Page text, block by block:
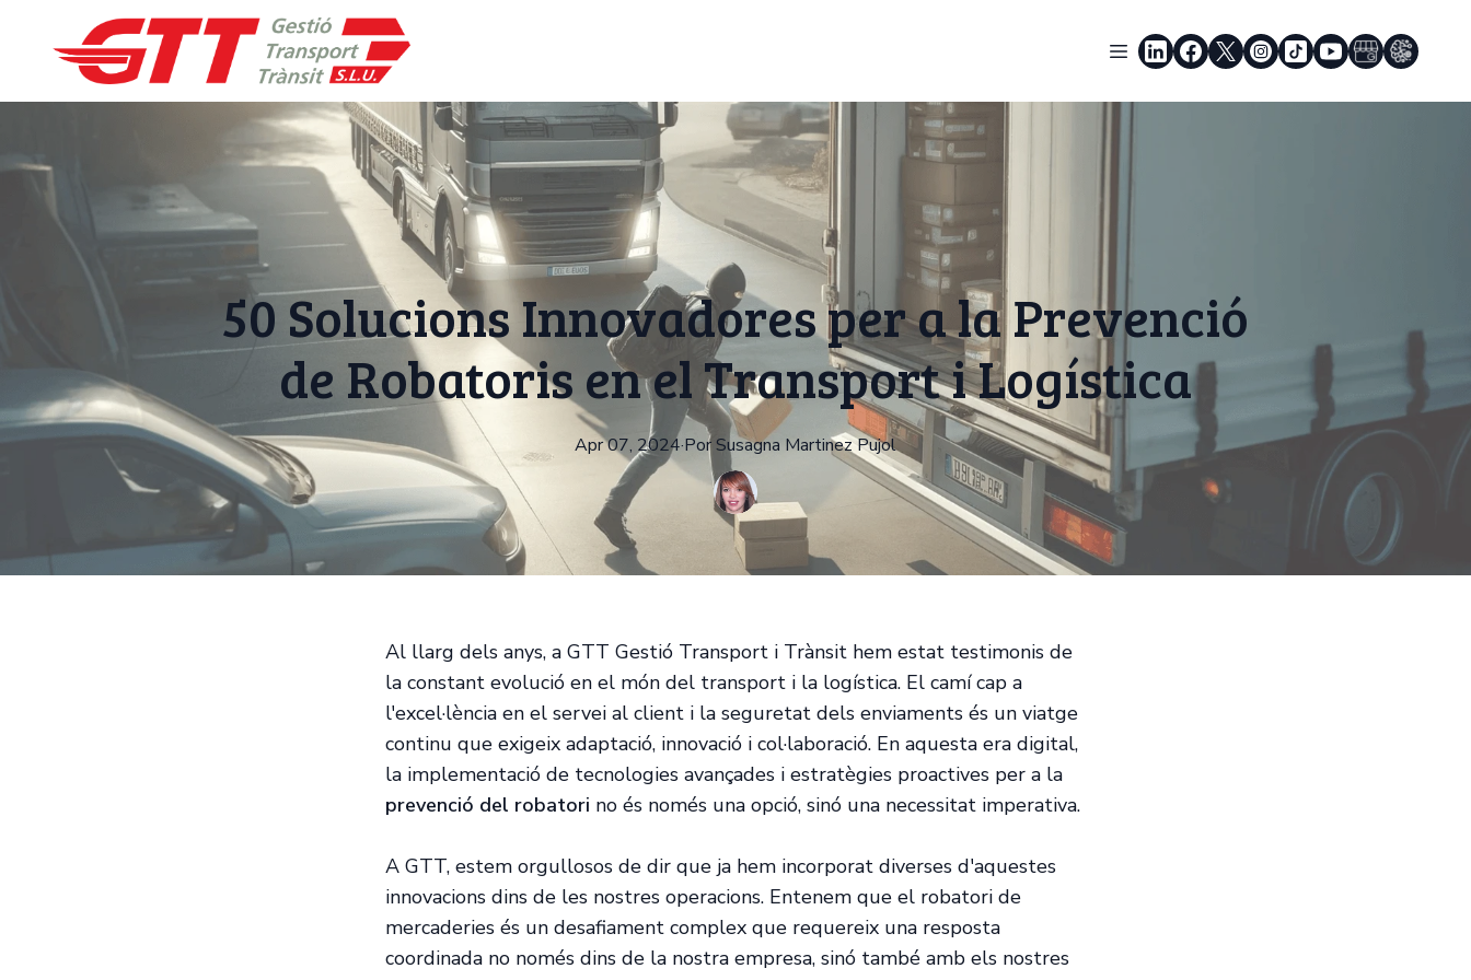
50 Solucions Innovadores per a la Prevenció
de Robatoris en el Transport i Logística
Apr 07, 2024·PorSusagna Martinez Pujol
Al llarg dels anys, a GTT Gestió Transport i Trànsit hem estat testimonis de
la constant evolució en el món del transport i la logística. El camí cap a
l'excel·lència en el servei al client i la seguretat dels enviaments és un viatge
continu que exigeix adaptació, innovació i col·laboració. En aquesta era digital,
la implementació de tecnologies avançades i estratègies proactives per a la
prevenció del robatori no és només una opció, sinó una necessitat imperativa.
A GTT, estem orgullosos de dir que ja hem incorporat diverses d'aquestes
innovacions dins de les nostres operacions. Entenem que el robatori de
mercaderies és un desafiament complex que requereix una resposta
coordinada no només dins de la nostra empresa, sinó també amb els nostres